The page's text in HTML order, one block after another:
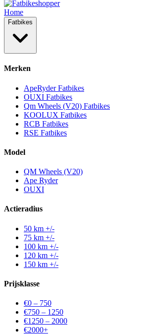
Home
Fatbikes
Merken
ApeRyder Fatbikes
OUXI Fatbikes
Qm Wheels (V20) Fatbikes
KOOLUX Fatbikes
RCB Fatbikes
RSE Fatbikes
Model
QM Wheels (V20)
Ape Ryder
OUXI
Actieradius
50 km +/-
75 km +/-
100 km +/-
120 km +/-
150 km +/-
Prijsklasse
€0 – 750
€750 – 1250
€1250 – 2000
€2000+